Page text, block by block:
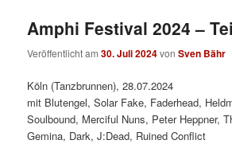
Amphi Festival 2024 –
Veröffentlicht am30. Juli 2024vonSven Bähr
Köln (Tanzbrunnen), 28.07.2024
mit Blutengel, Solar Fake, Faderhead,
Soulbound, Merciful Nuns, Peter Heppner,
Gemina, Dark, J:Dead, Ruined Conflict